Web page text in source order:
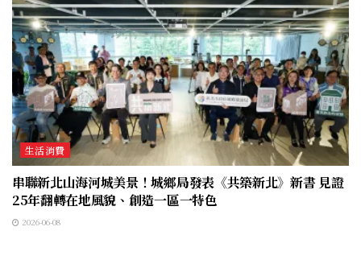
生活消費
串聯新北山海河城美景！城鄉局發表《共築新北》新書 見證
25年翻轉在地風貌、創造一區一特色
2026-06-08